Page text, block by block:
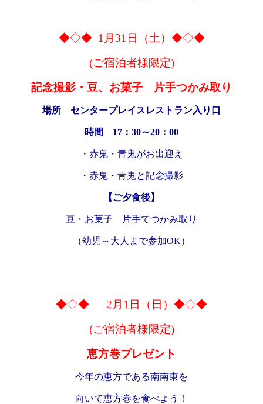
◆◇◆ 1月31日（土）◆◇◆
(ご宿泊者様限定)
記念撮影・豆、お菓子 片手つかみ取り
場所 センタープレイスレストラン入り口
時間 17：30～20：00
・赤鬼・青鬼がお出迎え
・赤鬼・青鬼と記念撮影
【ご夕食後】
豆・お菓子 片手でつかみ取り
（幼児～大人まで参加OK）
◆◇◆ 2月1日（日）◆◇◆
(ご宿泊者様限定)
恵方巻プレゼント
今年の恵方である南南東を
向いて恵方巻を食べよう！